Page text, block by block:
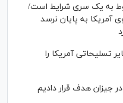
به یک سری شرایط است/
آمریکا به پایان نرسد
تسلیحاتی آمریکا را
جیزان هدف قرار دادیم